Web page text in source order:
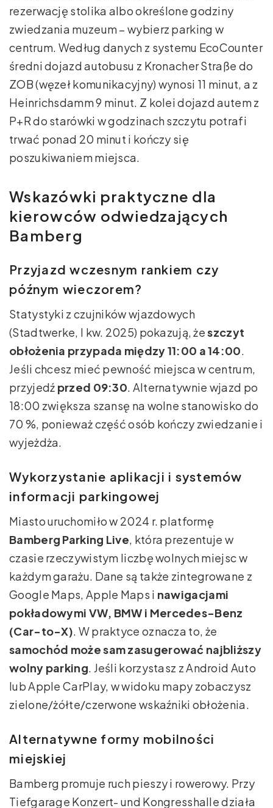
rezerwację stolika albo określone godziny
zwiedzania muzeum – wybierz parking w
centrum. Według danych z systemu EcoCounter
średni dojazd autobusu z Kronacher Straße do
ZOB (węzeł komunikacyjny) wynosi 11 minut, a z
Heinrichsdamm 9 minut. Z kolei dojazd autem z
P+R do starówki w godzinach szczytu potrafi
trwać ponad 20 minut i kończy się
poszukiwaniem miejsca.
Wskazówki praktyczne dla
kierowców odwiedzających
Bamberg
Przyjazd wczesnym rankiem czy
późnym wieczorem?
Statystyki z czujników wjazdowych
(Stadtwerke, I kw. 2025) pokazują, żeszczyt
obłożenia przypada między 11:00 a 14:00.
Jeśli chcesz mieć pewność miejsca w centrum,
przyjedź przed 09:30. Alternatywnie wjazd po
18:00 zwiększa szansę na wolne stanowisko do
70 %, ponieważ część osób kończy zwiedzanie i
wyjeżdża.
Wykorzystanie aplikacji i systemów
informacji parkingowej
Miasto uruchomiło w 2024 r. platformę
Bamberg Parking Live, która prezentuje w
czasie rzeczywistym liczbę wolnych miejsc w
każdym garażu. Dane są także zintegrowane z
Google Maps, Apple Maps i nawigacjami
pokładowymi VW, BMW i Mercedes-Benz
(Car-to-X). W praktyce oznacza to, że
samochód może sam zasugerować najbliższy
wolny parking. Jeśli korzystasz z Android Auto
lub Apple CarPlay, w widoku mapy zobaczysz
zielone/żółte/czerwone wskaźniki obłożenia.
Alternatywne formy mobilności
miejskiej
Bamberg promuje ruch pieszy i rowerowy. Przy
Tiefgarage Konzert- und Kongresshalle działa